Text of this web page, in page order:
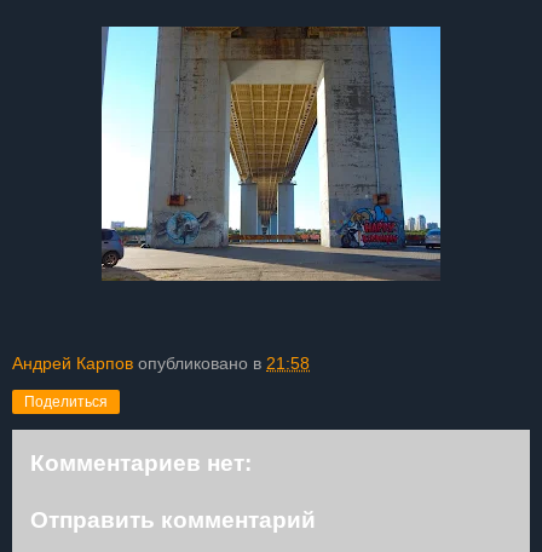
Андрей Карпов опубликовано в 21:58
Поделиться
Комментариев нет:
Отправить комментарий